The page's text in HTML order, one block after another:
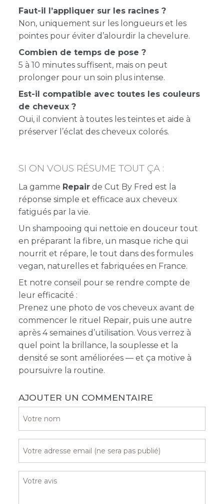
Faut-il l’appliquer sur les racines ?
Non, uniquement sur les longueurs et les
pointes pour éviter d’alourdir la chevelure.
Combien de temps de pose ?
5 à 10 minutes suffisent, mais on peut
prolonger pour un soin plus intense.
Est-il compatible avec toutes les couleurs
de cheveux ?
Oui, il convient à toutes les teintes et aide à
préserver l’éclat des cheveux colorés.
SI ON VOUS RÉSUME TOUT ÇA :
La gamme Repair de Cut By Fred est la
réponse simple et efficace aux cheveux
fatigués par la vie.
Un shampooing qui nettoie en douceur tout
en préparant la fibre, un masque riche qui
nourrit et répare, le tout dans des formules
vegan, naturelles et fabriquées en France.
Et notre conseil pour se rendre compte de
leur efficacité :
Prenez une photo de vos cheveux avant de
commencer le rituel Repair, puis une autre
après 4 semaines d’utilisation. Vous verrez à
quel point la brillance, la souplesse et la
densité se sont améliorées — et ça motive à
poursuivre la routine.
AJOUTER UN COMMENTAIRE